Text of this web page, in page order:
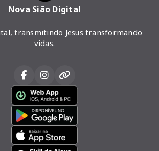
Nova Sião Digital
transmitindo Jesus transformando
vidas.